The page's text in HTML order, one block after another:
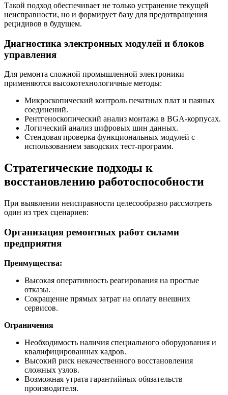
Такой подход обеспечивает не только устранение текущей
неисправности, но и формирует базу для предотвращения
рецидивов в будущем.
Диагностика электронных модулей и блоков
управления
Для ремонта сложной промышленной электроники
применяются высокотехнологичные методы:
Микроскопический контроль печатных плат и паяных
соединений.
Рентгеноскопический анализ монтажа в BGA-корпусах.
Логический анализ цифровых шин данных.
Стендовая проверка функциональных модулей с
использованием заводских тест-программ.
Стратегические подходы к
восстановлению работоспособности
При выявлении неисправности целесообразно рассмотреть
один из трех сценариев:
Организация ремонтных работ силами
предприятия
Преимущества:
Высокая оперативность реагирования на простые
отказы.
Сокращение прямых затрат на оплату внешних
сервисов.
Ограничения
Необходимость наличия специального оборудования и
квалифицированных кадров.
Высокий риск некачественного восстановления
сложных узлов.
Возможная утрата гарантийных обязательств
производителя.